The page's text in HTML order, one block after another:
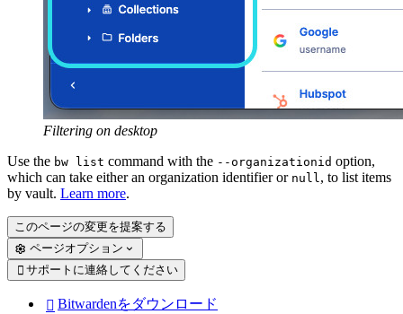
Filtering on desktop
Use the bw list command with the --organizationid option,
which can take either an organization identifier or null, to list items
by vault. Learn more.
このページの変更を提案する
ページオプション
 サポートに連絡してください
 Bitwardenをダウンロード